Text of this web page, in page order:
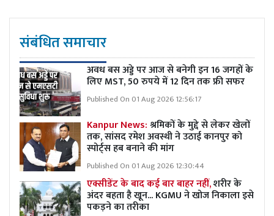
संबंधित समाचार
अवध बस अड्डे पर आज से बनेगी इन 16 जगहों के
लिए MST, 50 रुपये में 12 दिन तक फ्री सफर
Published On 01 Aug 2026 12:56:17
Kanpur News:श्रमिकों के मुद्दे से लेकर खेलों
तक, सांसद रमेश अवस्थी ने उठाई कानपुर को
स्पोर्ट्स हब बनाने की मांग
Published On 01 Aug 2026 12:30:44
एक्सीडेंट के बाद कई बार बाहर नहीं,शरीर के
अंदर बहता है खून... KGMU ने खोज निकाला इसे
पकड़ने का तरीका